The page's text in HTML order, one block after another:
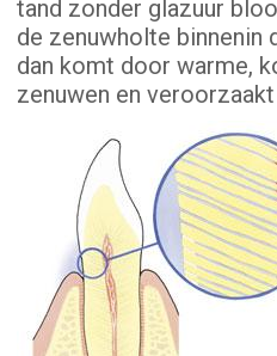
tand zonder glazuur
de zenuwholte binnenin
dan komt door warme,
zenuwen en